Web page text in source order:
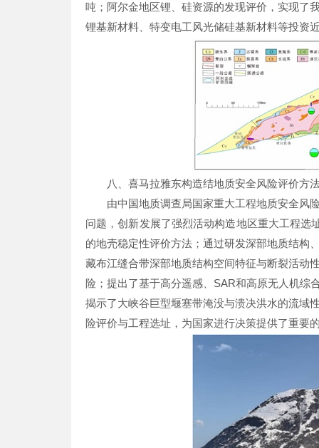
吨；阿尔金地区锂、硅资源的发现评价，实现了
锂基新材料、特变电工风光储硅基新材料等投资
八、喜马拉雅东构造结地质安全风险评价方
由中国地质调查局国家重大工程地质安全风
问题，创新发展了强烈活动构造地区重大工程
的地壳稳定性评价方法；通过研发深部地质结构
藏布江缝合带深部地质结构空间特征与断裂活动
险；提出了基于高分遥感、SAR和高原无人机综
揭示了大峡谷巨型堰塞带淹没与溃决洪水的流域
险评价与工程选址，为国家进行决策提供了重要